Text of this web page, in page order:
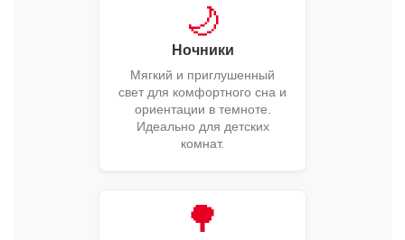
🌙
Ночники
Мягкий и приглушенный
свет для комфортного сна и
ориентации в темноте.
Идеально для детских
комнат.
🌳